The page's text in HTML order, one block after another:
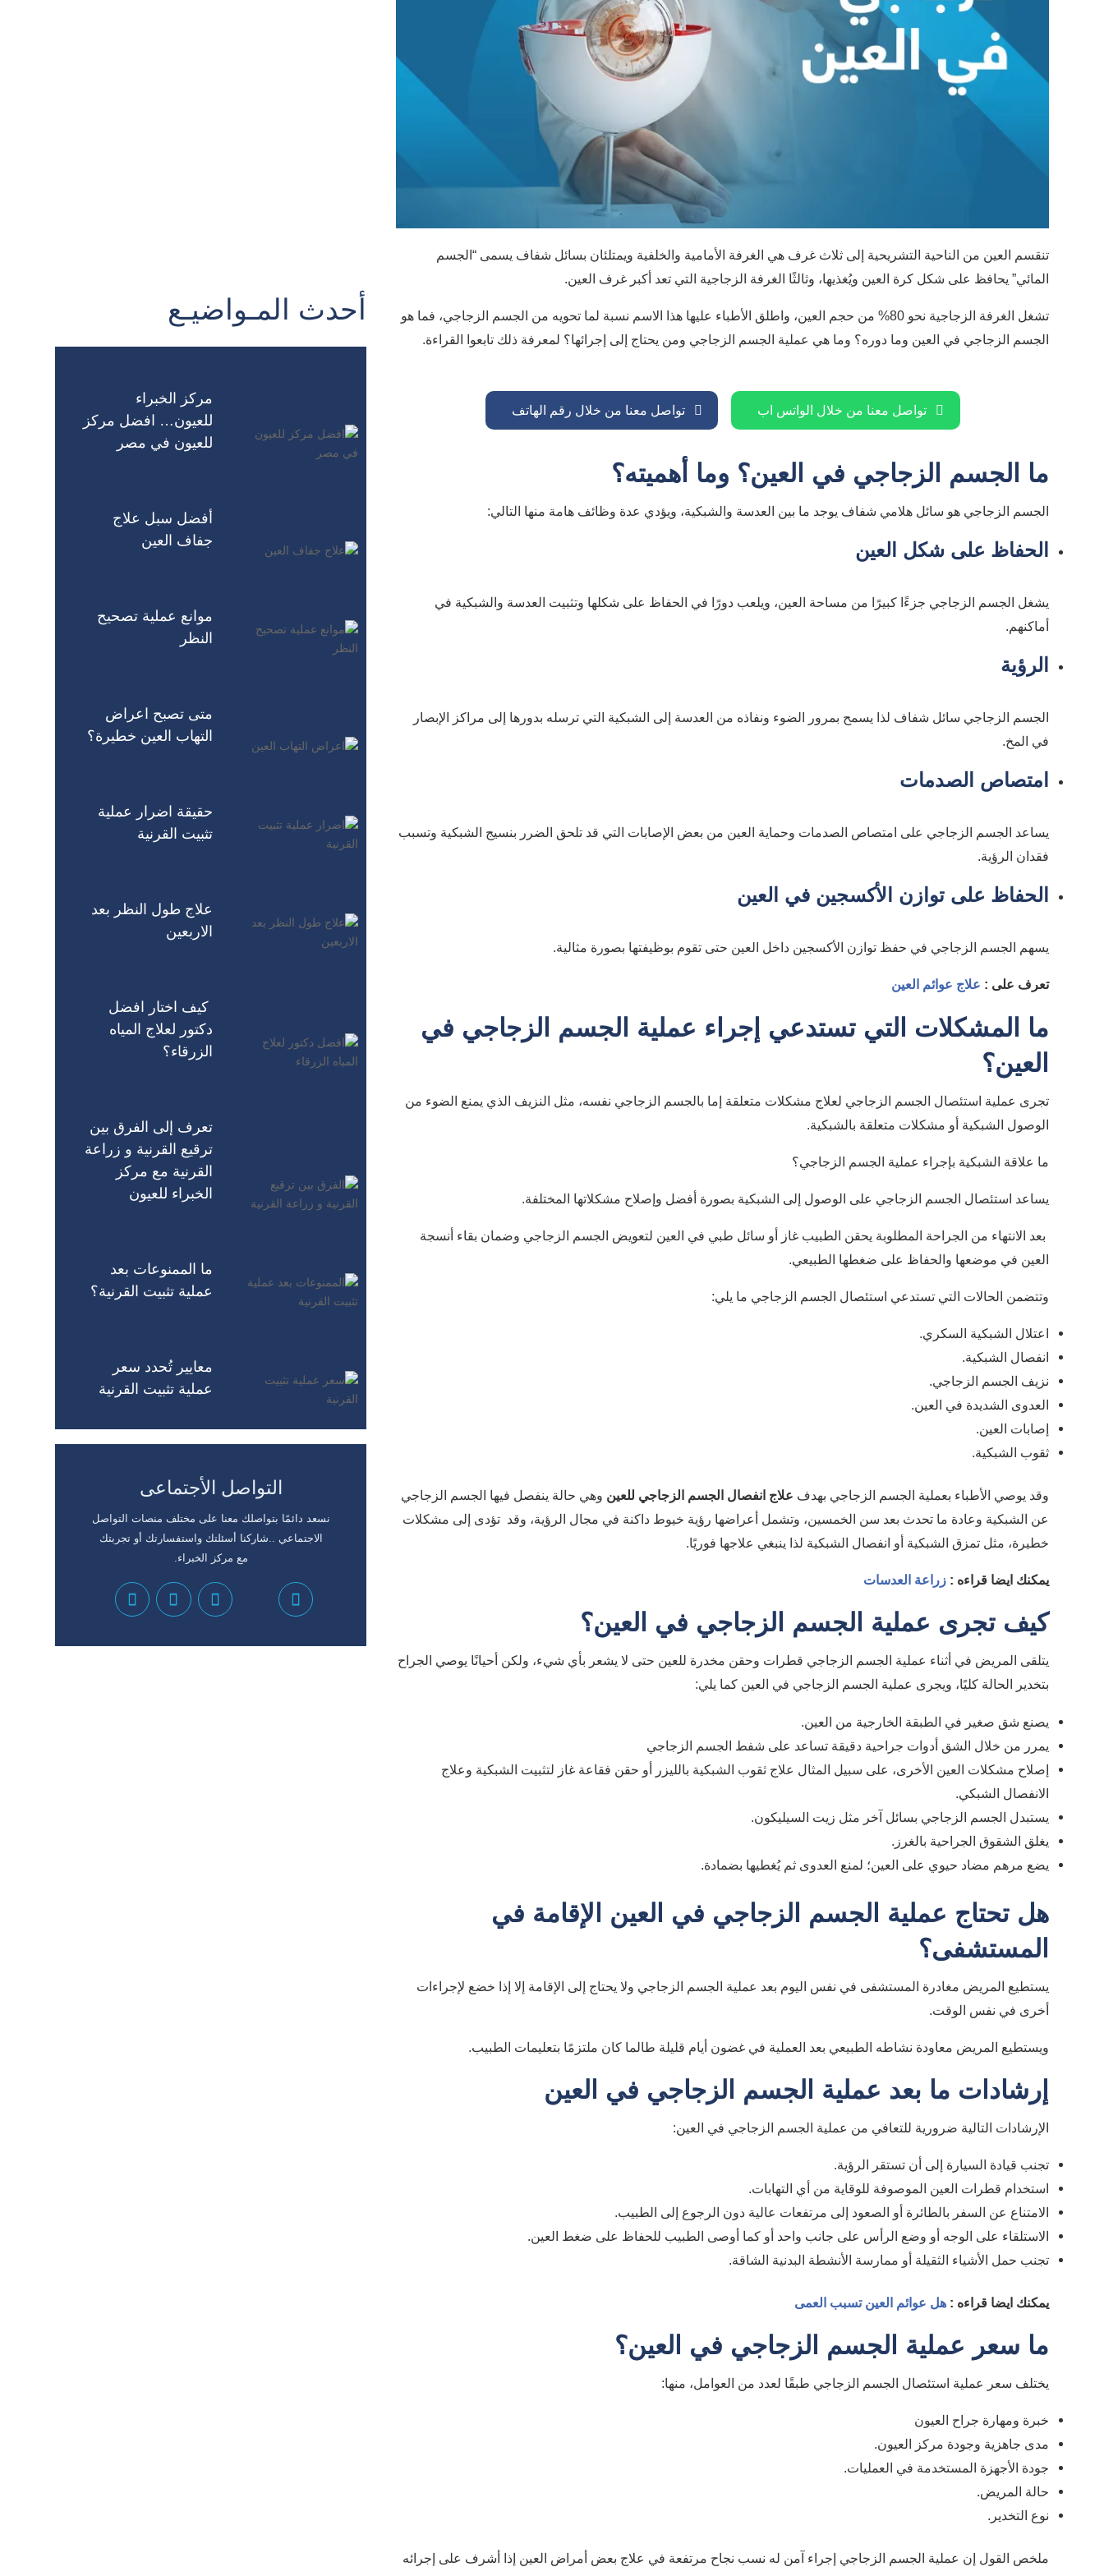
أحدث المـواضيـع
مركز الخبراء
للعيون… افضل مركز
للعيون في مصر
أفضل سبل علاج
جفاف العين
موانع عملية تصحيح
النظر
متى تصبح اعراض
التهاب العين خطيرة؟
حقيقة اضرار عملية
تثبيت القرنية
علاج طول النظر بعد
الاربعين
كيف اختار افضل
دكتور لعلاج المياه
الزرقاء؟
تعرف إلى الفرق بين
ترقيع القرنية و زراعة
القرنية مع مركز
الخبراء للعيون
ما الممنوعات بعد
عملية تثبيت القرنية؟
معايير تُحدد سعر
عملية تثبيت القرنية
التواصل الأجتماعى
نسعد دائمًا بتواصلك معنا على مختلف منصات التواصل
الاجتماعي ..شاركنا أسئلتك واستفسارتك أو تجربتك
مع مركز الخبراء.
تنقسم العين من الناحية التشريحية إلى ثلاث غرف هي الغرفة الأمامية والخلفية ويمتلئان بسائل شفاف يسمى “الجسم
المائي” يحافظ على شكل كرة العين ويُغذيها، وثالثًا الغرفة الزجاجية التي تعد أكبر غرف العين.
تشغل الغرفة الزجاجية نحو 80% من حجم العين، واطلق الأطباء عليها هذا الاسم نسبة لما تحويه من الجسم الزجاجي، فما هو
الجسم الزجاجي في العين وما دوره؟ وما هي عملية الجسم الزجاجي ومن يحتاج إلى إجرائها؟ لمعرفة ذلك تابعوا القراءة.
تواصل معنا من خلال الواتس اب تواصل معنا من خلال رقم الهاتف
ما الجسم الزجاجي في العين؟ وما أهميته؟
الجسم الزجاجي هو سائل هلامي شفاف يوجد ما بين العدسة والشبكية، ويؤدي عدة وظائف هامة منها التالي:
الحفاظ على شكل العين
يشغل الجسم الزجاجي جزءًا كبيرًا من مساحة العين، ويلعب دورًا في الحفاظ على شكلها وتثبيت العدسة والشبكية في
أماكنهم.
الرؤية
الجسم الزجاجي سائل شفاف لذا يسمح بمرور الضوء ونفاذه من العدسة إلى الشبكية التي ترسله بدورها إلى مراكز الإبصار
في المخ.
امتصاص الصدمات
يساعد الجسم الزجاجي على امتصاص الصدمات وحماية العين من بعض الإصابات التي قد تلحق الضرر بنسيج الشبكية وتسبب
فقدان الرؤية.
الحفاظ على توازن الأكسجين في العين
يسهم الجسم الزجاجي في حفظ توازن الأكسجين داخل العين حتى تقوم بوظيفتها بصورة مثالية.
تعرف على : علاج عوائم العين
ما المشكلات التي تستدعي إجراء عملية الجسم الزجاجي في
العين؟
تجرى عملية استئصال الجسم الزجاجي لعلاج مشكلات متعلقة إما بالجسم الزجاجي نفسه، مثل النزيف الذي يمنع الضوء من
الوصول الشبكية أو مشكلات متعلقة بالشبكية.
ما علاقة الشبكية بإجراء عملية الجسم الزجاجي؟
يساعد استئصال الجسم الزجاجي على الوصول إلى الشبكية بصورة أفضل وإصلاح مشكلاتها المختلفة.
بعد الانتهاء من الجراحة المطلوبة يحقن الطبيب غاز أو سائل طبي في العين لتعويض الجسم الزجاجي وضمان بقاء أنسجة
العين في موضعها والحفاظ على ضغطها الطبيعي.
وتتضمن الحالات التي تستدعي استئصال الجسم الزجاجي ما يلي:
اعتلال الشبكية السكري.
انفصال الشبكية.
نزيف الجسم الزجاجي.
العدوى الشديدة في العين.
إصابات العين.
ثقوب الشبكية.
وقد يوصي الأطباء بعملية الجسم الزجاجي بهدف علاج انفصال الجسم الزجاجي للعين وهي حالة ينفصل فيها الجسم الزجاجي
عن الشبكية وعادة ما تحدث بعد سن الخمسين، وتشمل أعراضها رؤية خيوط داكنة في مجال الرؤية، وقد تؤدى إلى مشكلات
خطيرة، مثل تمزق الشبكية أو انفصال الشبكية لذا ينبغي علاجها فوريًا.
يمكنك ايضا قراءه :زراعة العدسات
كيف تجرى عملية الجسم الزجاجي في العين؟
يتلقى المريض في أثناء عملية الجسم الزجاجي قطرات وحقن مخدرة للعين حتى لا يشعر بأي شيء، ولكن أحيانًا يوصي الجراح
بتخدير الحالة كليًا، ويجرى عملية الجسم الزجاجي في العين كما يلي:
يصنع شق صغير في الطبقة الخارجية من العين.
يمرر من خلال الشق أدوات جراحية دقيقة تساعد على شفط الجسم الزجاجي
إصلاح مشكلات العين الأخرى، على سبيل المثال علاج ثقوب الشبكية بالليزر أو حقن فقاعة غاز لتثبيت الشبكية وعلاج
الانفصال الشبكي.
يستبدل الجسم الزجاجي بسائل آخر مثل زيت السيليكون.
يغلق الشقوق الجراحية بالغرز.
يضع مرهم مضاد حيوي على العين؛ لمنع العدوى ثم يُغطيها بضمادة.
هل تحتاج عملية الجسم الزجاجي في العين الإقامة في
المستشفى؟
يستطيع المريض مغادرة المستشفى في نفس اليوم بعد عملية الجسم الزجاجي ولا يحتاج إلى الإقامة إلا إذا خضع لإجراءات
أخرى في نفس الوقت.
ويستطيع المريض معاودة نشاطه الطبيعي بعد العملية في غضون أيام قليلة طالما كان ملتزمًا بتعليمات الطبيب.
إرشادات ما بعد عملية الجسم الزجاجي في العين
الإرشادات التالية ضرورية للتعافي من عملية الجسم الزجاجي في العين:
تجنب قيادة السيارة إلى أن تستقر الرؤية.
استخدام قطرات العين الموصوفة للوقاية من أي التهابات.
الامتناع عن السفر بالطائرة أو الصعود إلى مرتفعات عالية دون الرجوع إلى الطبيب.
الاستلقاء على الوجه أو وضع الرأس على جانب واحد أو كما أوصى الطبيب للحفاظ على ضغط العين.
تجنب حمل الأشياء الثقيلة أو ممارسة الأنشطة البدنية الشاقة.
يمكنك ايضا قراءه :هل عوائم العين تسبب العمى
ما سعر عملية الجسم الزجاجي في العين؟
يختلف سعر عملية استئصال الجسم الزجاجي طبقًا لعدد من العوامل، منها:
خبرة ومهارة جراح العيون
مدى جاهزية وجودة مركز العيون.
جودة الأجهزة المستخدمة في العمليات.
حالة المريض.
نوع التخدير.
ملخص القول إن عملية الجسم الزجاجي إجراء آمن له نسب نجاح مرتفعة في علاج بعض أمراض العين إذا أشرف على إجرائه